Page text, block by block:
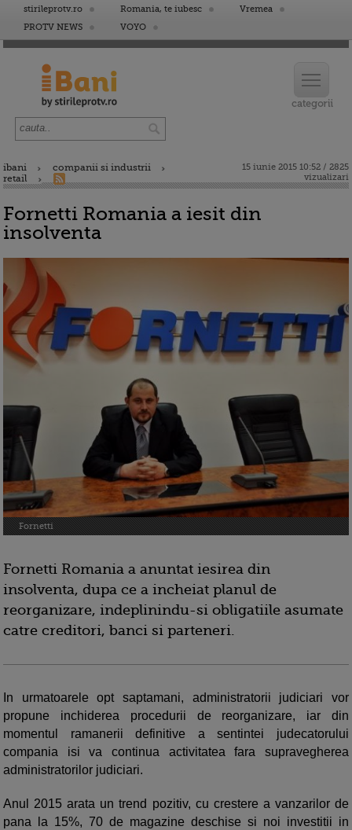
stirileprotv.ro Romania, te iubesc
Vremea
PROTV NEWS
VOYO
ibani
companii si industrii
retail
15 iunie 2015 10:52 / 2825
vizualizari
Fornetti Romania a iesit din
insolventa
Fornetti
Fornetti Romania a anuntat iesirea din
insolventa, dupa ce a incheiat planul de
reorganizare, indeplinindu-si obligatiile asumate
catre creditori, banci si parteneri.
In urmatoarele opt saptamani, administratorii judiciari vor
propune inchiderea procedurii de reorganizare, iar din
momentul ramanerii definitive a sentintei judecatorului
compania isi va continua activitatea fara supravegherea
administratorilor judiciari.
Anul 2015 arata un trend pozitiv, cu crestere a vanzarilor de
pana la 15%, 70 de magazine deschise si noi investitii in